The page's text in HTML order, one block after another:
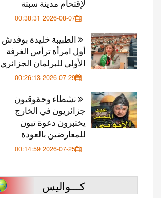
لإقتحام مدينة سبتة
2026-08-07 00:38:31
الطبيبة خليدة بوفدش
أول امرأة ترأس الغرفة
الأولى للبرلمان الجزائري
2026-07-29 00:26:13
نشطاء وحقوقيون
جزائريون في الخارج
يختبرون دعوة تبون
للمعارضين بالعودة
2026-07-25 00:14:59
كـــواليس